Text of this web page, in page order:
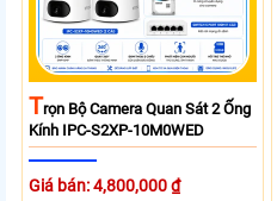
TRọn Bộ Camera Quan Sát 2 Ống
Kính IPC-S2XP-10M0WED
Giá bán: 4,800,000 ₫